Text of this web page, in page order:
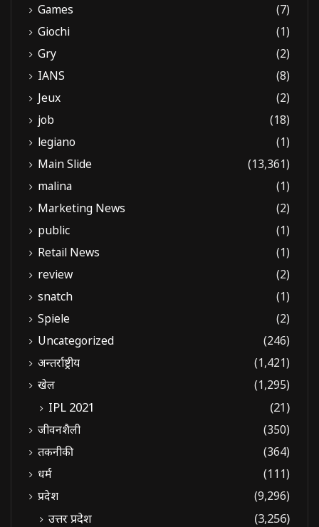
Games
(7)
Giochi
(1)
Gry
(2)
IANS
(8)
Jeux
(2)
job
(18)
legiano
(1)
Main Slide
(13,361)
malina
(1)
Marketing News
(2)
public
(1)
Retail News
(1)
review
(2)
snatch
(1)
Spiele
(2)
Uncategorized
(246)
अन्तर्राष्ट्रीय
(1,421)
खेल
(1,295)
IPL 2021 (21)
जीवनशैली
(350)
तकनीकी
(364)
धर्म
(111)
प्रदेश
(9,296)
उत्तर प्रदेश
(3,256)